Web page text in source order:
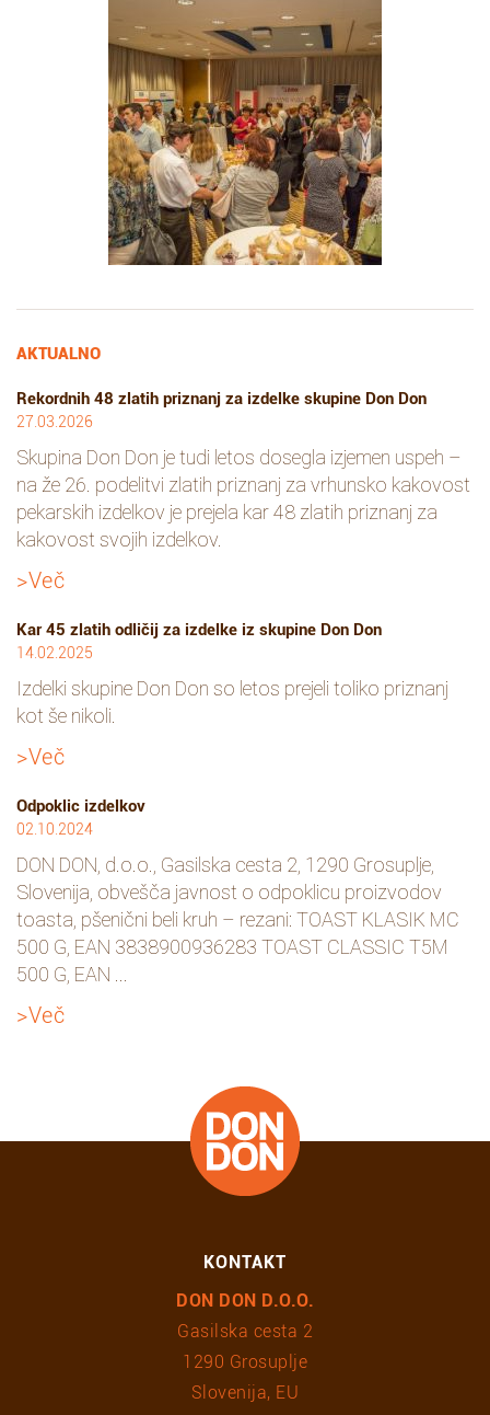
AKTUALNO
Rekordnih 48 zlatih priznanj za izdelke skupine Don Don
27.03.2026
Skupina Don Don je tudi letos dosegla izjemen uspeh –
na že 26. podelitvi zlatih priznanj za vrhunsko kakovost
pekarskih izdelkov je prejela kar 48 zlatih priznanj za
kakovost svojih izdelkov.
>Več
Kar 45 zlatih odličij za izdelke iz skupine Don Don
14.02.2025
Izdelki skupine Don Don so letos prejeli toliko priznanj
kot še nikoli.
>Več
Odpoklic izdelkov
02.10.2024
DON DON, d.o.o., Gasilska cesta 2, 1290 Grosuplje,
Slovenija, obvešča javnost o odpoklicu proizvodov
toasta, pšenični beli kruh – rezani: TOAST KLASIK MC
500 G, EAN 3838900936283 TOAST CLASSIC T5M
500 G, EAN ...
>Več
KONTAKT
DON DON D.O.O.
Gasilska cesta 2
1290 Grosuplje
Slovenija, EU